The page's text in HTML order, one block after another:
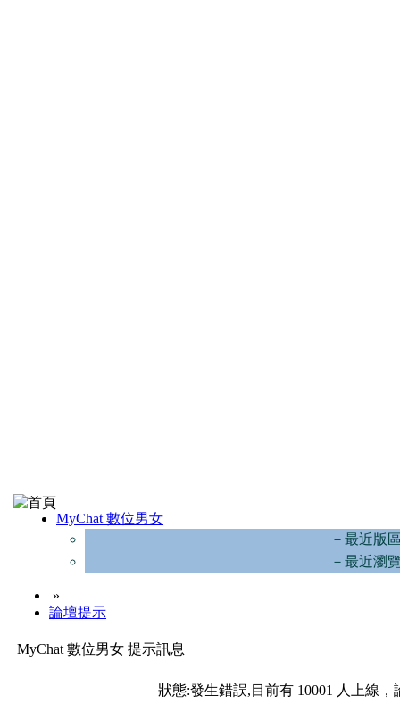
MyChat 數位男女
－最近版
－最近瀏
»
論壇提示
MyChat 數位男女 提示訊息
狀態:發生錯誤,目前有 10001 人上線